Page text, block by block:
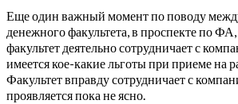
Еще один важный момент по поводу
денежного факультета, в проспекте по ФА,
факультет деятельно сотрудничает с
имеется кое-какие льготы при приеме на
Факультет вправду сотрудничает с
проявляется пока не ясно.